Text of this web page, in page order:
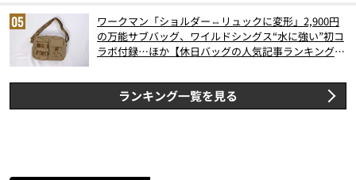
ワークマン「ショルダー⇔リュックに変形」2,900円
の万能サブバッグ、ワイルドシングス“水に強い”初コ
ラボ付録…ほか【休日バッグの人気記事ランキングベ
ランキング一覧を見る